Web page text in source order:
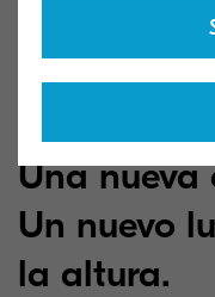
Una
Un nuevo
la altura.